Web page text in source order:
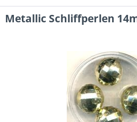
Metallic Schliffperlen